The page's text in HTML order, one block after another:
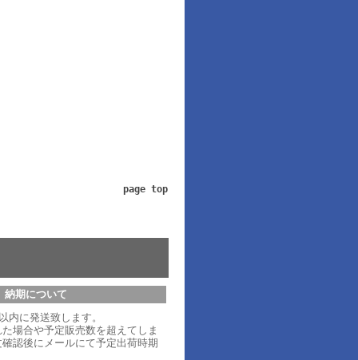
page top
納期について
内に発送致します。
場合や予定販売数を超えてしま
認後にメールにて予定出荷時期